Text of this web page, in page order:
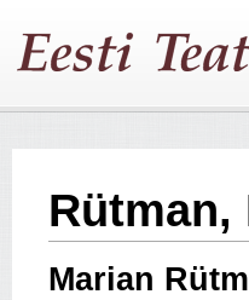
Rütman,
Marian